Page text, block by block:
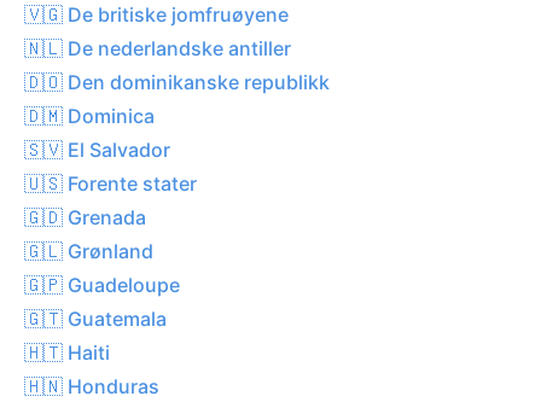
🇻🇬 De britiske jomfruøyene
🇳🇱 De nederlandske antiller
🇩🇴 Den dominikanske republikk
🇩🇲 Dominica
🇸🇻 El Salvador
🇺🇸 Forente stater
🇬🇩 Grenada
🇬🇱 Grønland
🇬🇵 Guadeloupe
🇬🇹 Guatemala
🇭🇹 Haiti
🇭🇳 Honduras